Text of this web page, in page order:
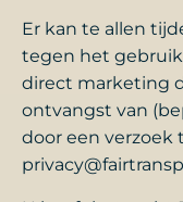
Er kan te allen
tegen het
direct marketing
ontvangst van
door een